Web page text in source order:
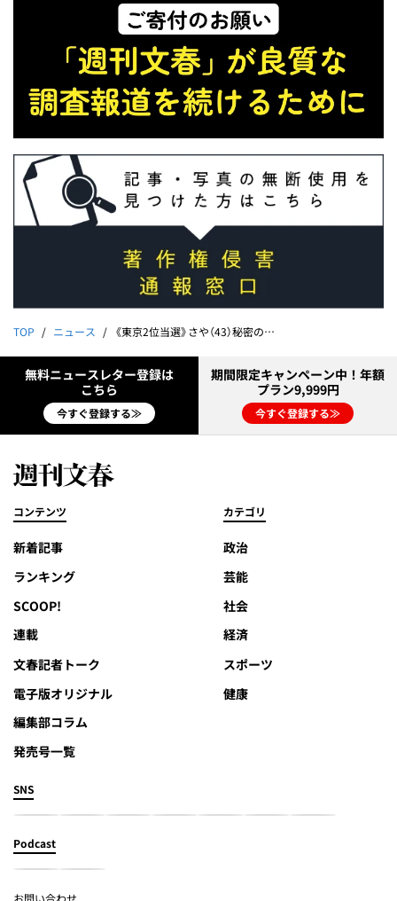
TOP ニュース 《東京2位当選》さや（43）秘密の夫は“22歳上のスター音楽家”だった｜大躍進！参政党の化けの皮
無料ニュースレター登録は
こちら
今すぐ登録する≫
期間限定キャンペーン中！年額
プラン9,999円
今すぐ登録する≫
コンテンツ
新着記事
ランキング
SCOOP!
連載
文春記者トーク
電子版オリジナル
編集部コラム
発売号一覧
カテゴリ
政治
芸能
社会
経済
スポーツ
健康
SNS
Podcast